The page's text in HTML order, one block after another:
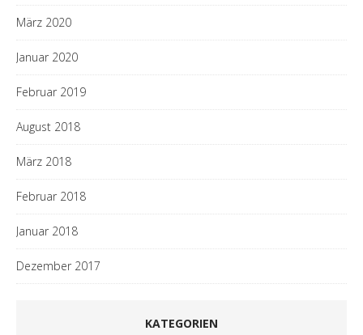
März 2020
Januar 2020
Februar 2019
August 2018
März 2018
Februar 2018
Januar 2018
Dezember 2017
KATEGORIEN